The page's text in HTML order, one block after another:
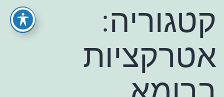
קטגוריה:
אטרקציות